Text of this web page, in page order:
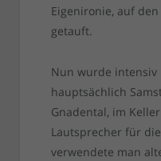
Eigenironie, auf den
getauft.
Nun wurde intensiv
hauptsächlich
Gnadental, im
Lautsprecher für
verwendete man